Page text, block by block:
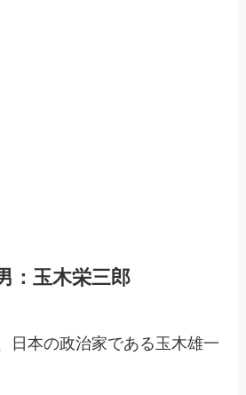
：玉木栄三郎
日本の政治家である玉木雄一